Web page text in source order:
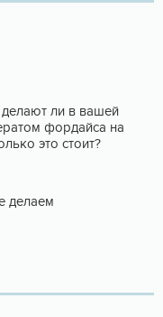
делают ли в вашей
фордайса на
это стоит?
делаем